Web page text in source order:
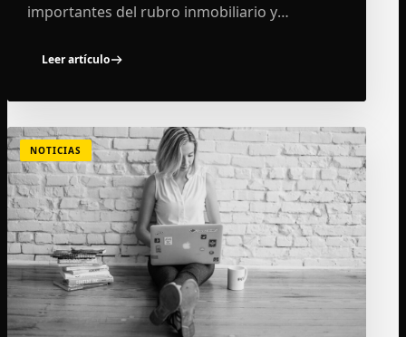
importantes del rubro inmobiliario y
21 de junio en SurActivo,…
Leer artículo
NOTICIAS